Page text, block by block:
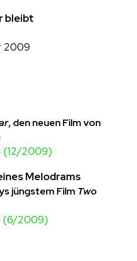
bleibt
2009
, den neuen Film von
(12/2009)
Melodrams
jüngstem Film Two
(6/2009)